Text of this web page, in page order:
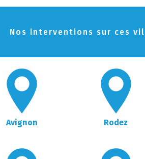
Nos interventions sur ces
Avignon Rodez